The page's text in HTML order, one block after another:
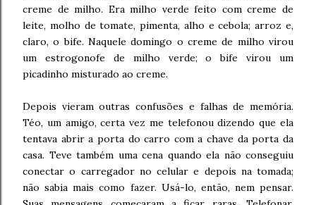
creme de milho. Era milho verde feito com creme de
leite, molho de tomate, pimenta, alho e cebola; arroz e,
claro, o bife. Naquele domingo o creme de milho virou
um estrogonofe de milho verde; o bife virou um
picadinho misturado ao creme.
Depois vieram outras confusões e falhas de memória.
Téo, um amigo, certa vez me telefonou dizendo que ela
tentava abrir a porta do carro com a chave da porta da
casa. Teve também uma cena quando ela não conseguiu
conectar o carregador no celular e depois na tomada;
não sabia mais como fazer. Usá-lo, então, nem pensar.